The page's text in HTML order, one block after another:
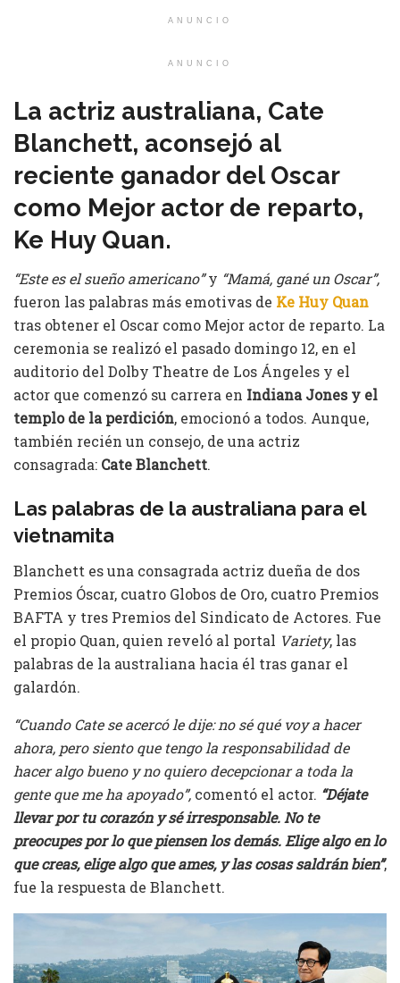
ANUNCIO
ANUNCIO
La actriz australiana, Cate
Blanchett, aconsejó al
reciente ganador del Oscar
como Mejor actor de reparto,
Ke Huy Quan.
“Este es el sueño americano”y “Mamá, gané un Oscar”,
fueron las palabras más emotivas de Ke Huy Quan
tras obtener el Oscar como Mejor actor de reparto. La
ceremonia se realizó el pasado domingo 12, en el
auditorio del Dolby Theatre de Los Ángeles y el
actor que comenzó su carrera en Indiana Jones y el
templo de la perdición, emocionó a todos. Aunque,
también recién un consejo, de una actriz
consagrada: Cate Blanchett.
Las palabras de la australiana para el
vietnamita
Blanchett es una consagrada actriz dueña de dos
Premios Óscar, cuatro Globos de Oro, cuatro Premios
BAFTA y tres Premios del Sindicato de Actores. Fue
el propio Quan, quien reveló al portal Variety, las
palabras de la australiana hacia él tras ganar el
galardón.
“Cuando Cate se acercó le dije: no sé qué voy a hacer
ahora, pero siento que tengo la responsabilidad de
hacer algo bueno y no quiero decepcionar a toda la
gente que me ha apoyado”, comentó el actor. “Déjate
llevar por tu corazón y sé irresponsable. No te
preocupes por lo que piensen los demás. Elige algo en lo
que creas, elige algo que ames, y las cosas saldrán bien”,
fue la respuesta de Blanchett.